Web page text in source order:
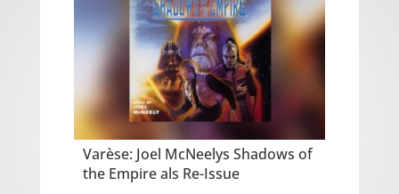
Varèse: Joel McNeelys Shadows of
the Empire als Re-Issue